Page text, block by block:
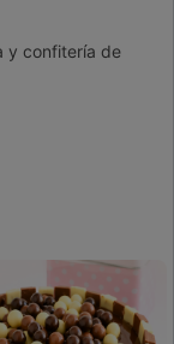
y confitería de